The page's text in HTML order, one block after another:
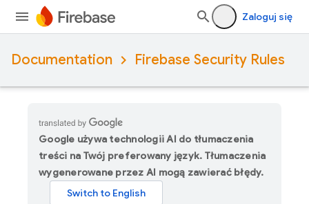
Zaloguj się
Documentation Firebase Security Rules
Google używa technologii AI do tłumaczenia
treści na Twój preferowany język. Tłumaczenia
wygenerowane przez AI mogą zawierać błędy.